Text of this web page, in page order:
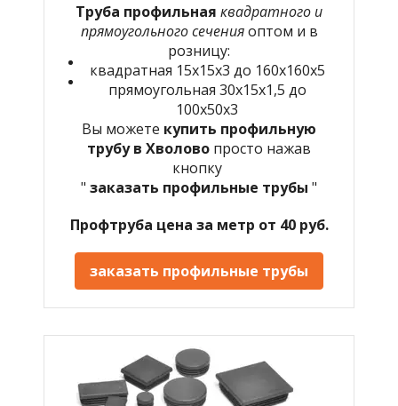
Труба профильная квадратного и
прямоугольного сеченияоптом и в
розницу:
квадратная 15х15х3 до 160х160х5
прямоугольная 30х15х1,5 до
100х50х3
Вы можете купить профильную
трубу в Хволово просто нажав
кнопку
" заказать профильные трубы "
Профтруба цена за метр от 40 руб.
заказать профильные трубы